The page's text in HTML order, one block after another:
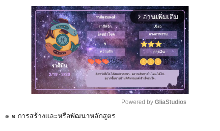
arrow_forward_ios อ่านเพิ่มเติม
Powered by GliaStudios
๑.๑ การสร้างและหรือพัฒนาหลักสูตร